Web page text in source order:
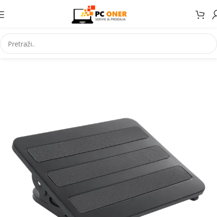
Početna Ostalo